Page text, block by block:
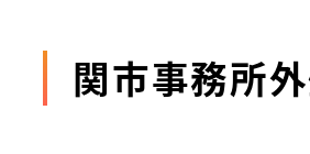
関市事務所